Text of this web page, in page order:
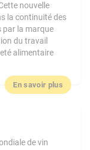
nouvelle
la continuité des
par la marque
du travail
alimentaire
En savoir plus
de vin